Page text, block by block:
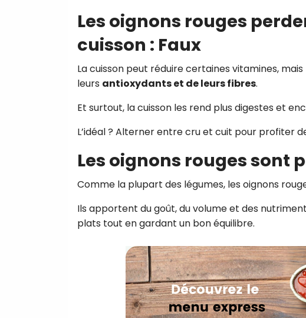
Les oignons rouges
cuisson : Faux
La cuisson peut réduire certaines vitamines,
leurs antioxydants et de leurs fibres.
Et surtout, la cuisson les rend plus digestes et
L’idéal ? Alterner entre cru et cuit pour profiter
Les oignons rouges sont
Comme la plupart des légumes, les oignons
Ils apportent du goût, du volume et des
plats tout en gardant un bon équilibre.